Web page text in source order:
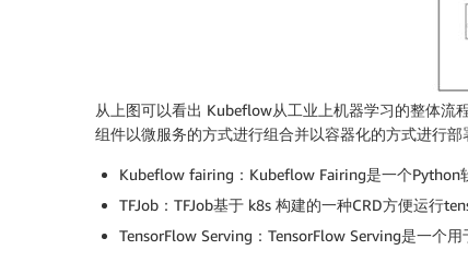
从上图可以看出 Kubeflow从工业上机器学习的整体
组件以微服务的方式进行组合并以容器化的方式进行
Kubeflow fairing：Kubeflow Fairing是一个Python
TFJob：TFJob基于 k8s 构建的一种CRD方便运行
TensorFlow Serving：TensorFlow Serving是一个